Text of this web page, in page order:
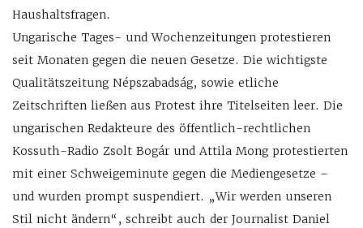
Haushaltsfragen.
Ungarische Tages- und Wochenzeitungen protestieren
seit Monaten gegen die neuen Gesetze. Die wichtigste
Qualitätszeitung Népszabadság, sowie etliche
Zeitschriften ließen aus Protest ihre Titelseiten leer. Die
ungarischen Redakteure des öffentlich-rechtlichen
Kossuth-Radio Zsolt Bogár und Attila Mong protestierten
mit einer Schweigeminute gegen die Mediengesetze –
und wurden prompt suspendiert. „Wir werden unseren
Stil nicht ändern“, schreibt auch der Journalist Daniel